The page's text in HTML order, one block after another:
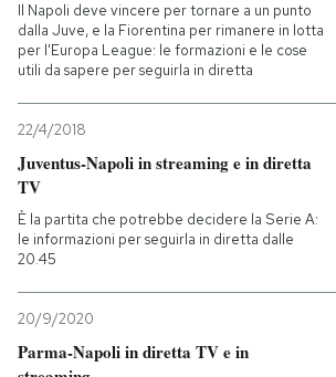
Entra
Il Napoli deve vincere per tornare a un punto
dalla Juve, e la Fiorentina per rimanere in lotta
per l'Europa League: le formazioni e le cose
utili da sapere per seguirla in diretta
22/4/2018
Juventus-Napoli in streaming e in diretta
TV
È la partita che potrebbe decidere la Serie A:
le informazioni per seguirla in diretta dalle
20.45
20/9/2020
Parma-Napoli in diretta TV e in